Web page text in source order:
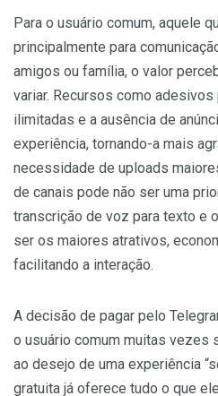
Para o usuário comum, aquele
principalmente para
amigos ou família, o valor
variar. Recursos como
ilimitadas e a ausência de
experiência, tornando-a mais
necessidade de uploads
de canais pode não ser uma
transcrição de voz para texto e
ser os maiores atrativos,
facilitando a interação.
A decisão de pagar pelo
o usuário comum muitas vezes
ao desejo de uma experiência
gratuita já oferece tudo o que